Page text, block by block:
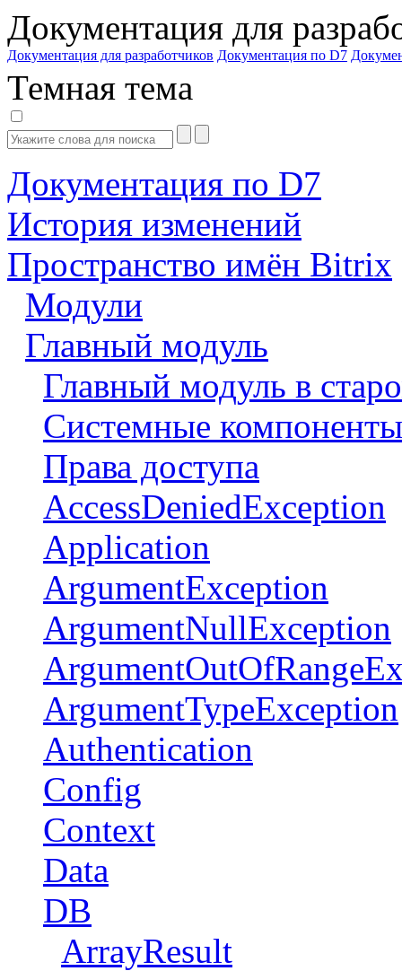
Документация для
Документация для разработчиков Документация по D7
Темная тема
Документация по D7
История изменений
Пространство имён Bitrix
Модули
Главный модуль
Главный модуль в
Системные компоненты
Права доступа
AccessDeniedException
Application
ArgumentException
ArgumentNullException
ArgumentTypeException
Authentication
Config
Context
Data
DB
ArrayResult